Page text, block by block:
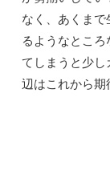
なく、あくま
るようなとこ
てしまうと少
辺はこれから期